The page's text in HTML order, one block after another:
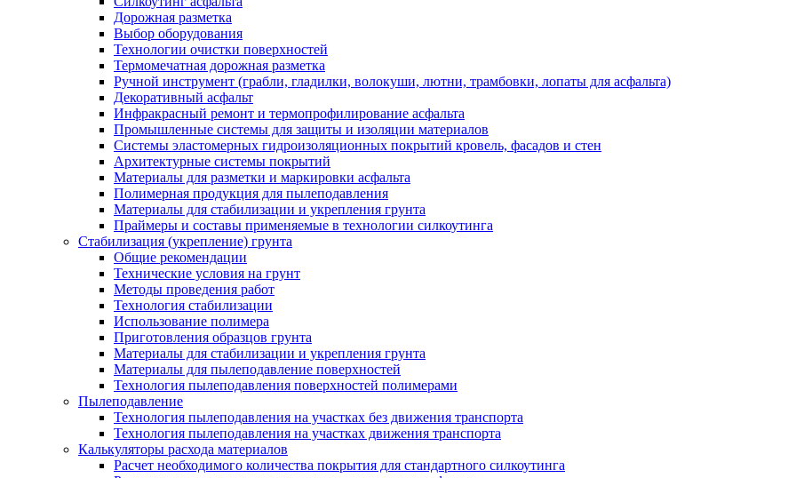
Дорожная разметка
Выбор оборудования
Технологии очистки поверхностей
Термомечатная дорожная разметка
Ручной инструмент (грабли, гладилки, волокуши, лютни, трамбовки, лопаты для асфальта)
Декоративный асфальт
Инфракрасный ремонт и термопрофилирование асфальта
Промышленные системы для защиты и изоляции материалов
Системы эластомерных гидроизоляционных покрытий кровель, фасадов и стен
Архитектурные системы покрытий
Материалы для разметки и маркировки асфальта
Полимерная продукция для пылеподавления
Материалы для стабилизации и укрепления грунта
Праймеры и составы применяемые в технологии силкоутинга
Стабилизация (укрепление) грунта
Общие рекомендации
Технические условия на грунт
Методы проведения работ
Технология стабилизации
Использование полимера
Приготовления образцов грунта
Материалы для стабилизации и укрепления грунта
Материалы для пылеподавление поверхностей
Технология пылеподавления поверхностей полимерами
Пылеподавление
Технология пылеподавления на участках без движения транспорта
Технология пылеподавления на участках движения транспорта
Калькуляторы расхода материалов
Расчет необходимого количества покрытия для стандартного силкоутинга